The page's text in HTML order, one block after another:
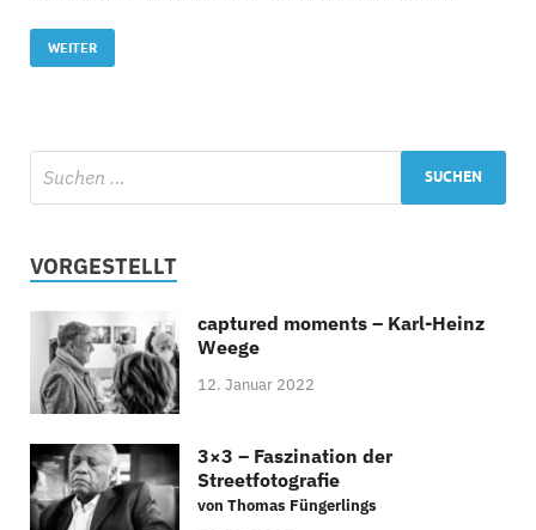
WEITER
VORGESTELLT
captured moments – Karl-Heinz
Weege
12. Januar 2022
3×3 – Faszination der
Streetfotografie
von Thomas Füngerlings